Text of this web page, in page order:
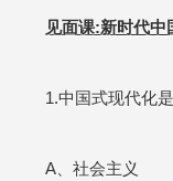
见面课:新时代
1.中国式现代化
A、社会主义